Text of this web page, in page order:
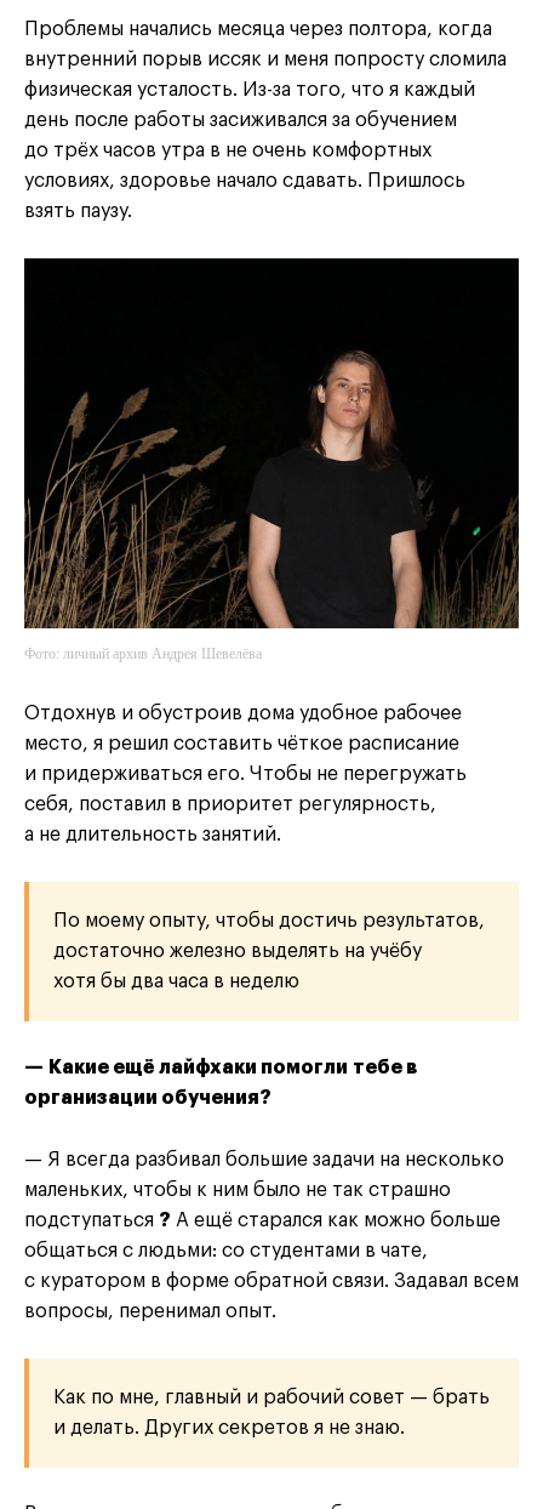
Проблемы начались месяца через полтора, когда
внутренний порыв иссяк и меня попросту сломила
физическая усталость. Из-за того, что я каждый
день после работы засиживался за обучением
до трёх часов утра в не очень комфортных
условиях, здоровье начало сдавать. Пришлось
взять паузу.
Фото: личный архив Андрея Шевелёва
Отдохнув и обустроив дома удобное рабочее
место, я решил составить чёткое расписание
и придерживаться его. Чтобы не перегружать
себя, поставил в приоритет регулярность,
а не длительность занятий.
По моему опыту, чтобы достичь результатов,
достаточно железно выделять на учёбу
хотя бы два часа в неделю
— Какие ещё лайфхаки помогли тебе в
организации обучения?
— Я всегда разбивал большие задачи на несколько
маленьких, чтобы к ним было не так страшно
подступаться ? А ещё старался как можно больше
общаться с людьми: со студентами в чате,
с куратором в форме обратной связи. Задавал всем
вопросы, перенимал опыт.
Как по мне, главный и рабочий совет — брать
и делать. Других секретов я не знаю.